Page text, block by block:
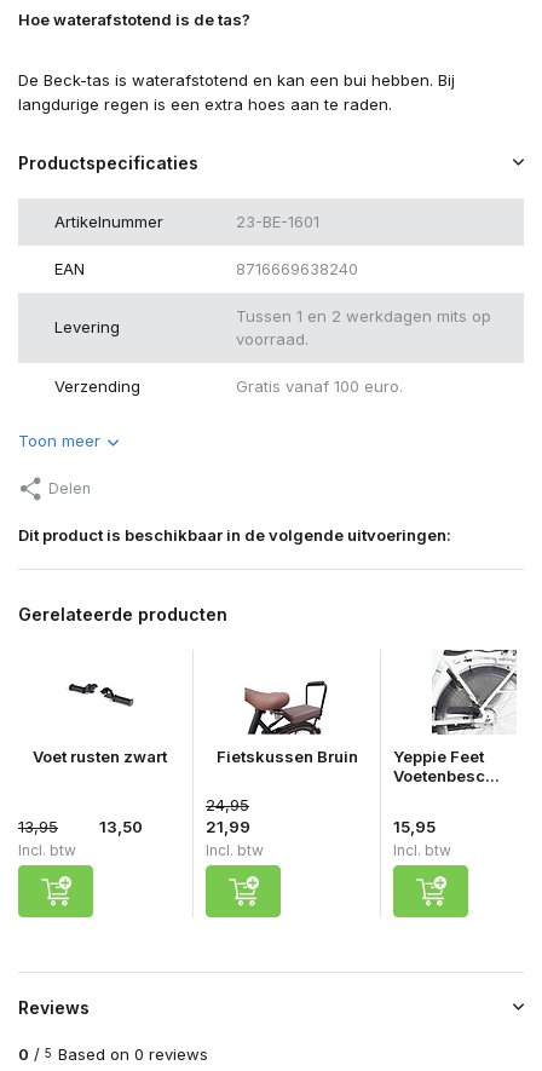
Hoe waterafstotend is de tas?
De Beck-tas is waterafstotend en kan een bui hebben. Bij
langdurige regen is een extra hoes aan te raden.
Productspecificaties
Artikelnummer 23-BE-1601
EAN 8716669638240
Levering
Tussen 1 en 2 werkdagen mits op
voorraad.
Verzending Gratis vanaf 100 euro.
Toon meer
Delen
Dit product is beschikbaar in de volgende uitvoeringen:
Gerelateerde producten
Voet rusten zwart
13,95 13,50
Incl. btw
Fietskussen Bruin
24,95
21,99
Incl. btw
Yeppie Feet
Voetenbesc...
15,95
Incl. btw
Reviews
0 / 5 Based on 0 reviews